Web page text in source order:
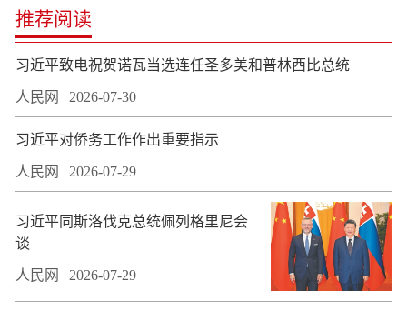
推荐阅读
习近平致电祝贺诺瓦当选连任圣多美和普林西比总统
人民网 2026-07-30
习近平对侨务工作作出重要指示
人民网 2026-07-29
习近平同斯洛伐克总统佩列格里尼会
谈
人民网 2026-07-29